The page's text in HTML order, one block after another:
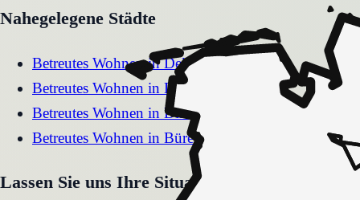
Nahegelegene Städte
Betreutes WohneninDelbrück
Betreutes Wohnen in Detmold
Betreutes Wohnen in Dinslaken
Betreutes Wohnen in Büren
Lassen Sie uns Ihre Situation gemeinsam